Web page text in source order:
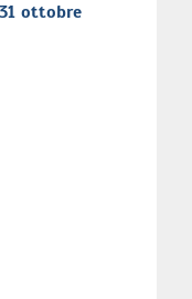
ottobre